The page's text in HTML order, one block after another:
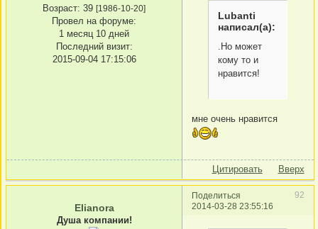
Возраст: 39 [1986-10-20]
Провел на форуме:
1 месяц 10 дней
Последний визит:
2015-09-04 17:15:06
Lubanti
написал(а):
.Но может
кому то и
нравится!
мне очень нравится
Цитировать Вверх
Поделиться
92
2014-03-28 23:55:16
Elianora
Душа компании!